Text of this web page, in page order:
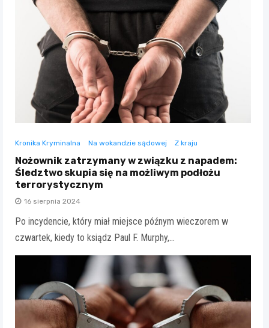
Kronika Kryminalna Na wokandzie sądowej Z kraju
Nożownik zatrzymany w związku z napadem:
Śledztwo skupia się na możliwym podłożu
terrorystycznym
16 sierpnia 2024
Po incydencie, który miał miejsce późnym wieczorem w
czwartek, kiedy to ksiądz Paul F. Murphy,…